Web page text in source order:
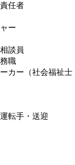
任者
ー
談員
職
カー（社会福祉
転手・送迎